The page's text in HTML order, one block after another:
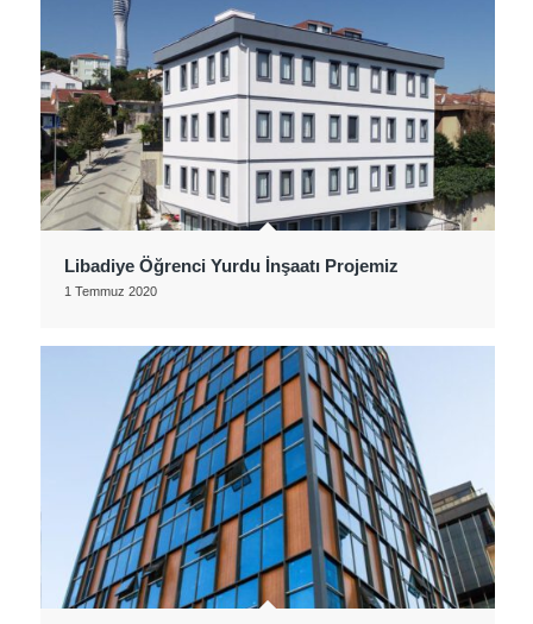
Libadiye Öğrenci Yurdu İnşaatı Projemiz
1 Temmuz 2020